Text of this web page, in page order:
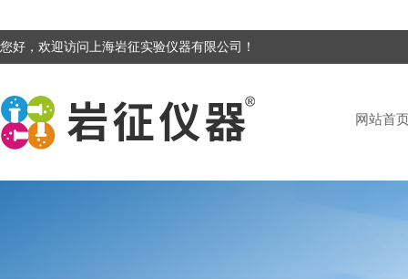
您好，欢迎访问上海岩征实验仪器有限公司！
网站首